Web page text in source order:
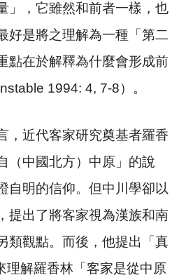
」，它雖然和前者一樣，也
好是將之理解為一種「第二
點在於解釋為什麼會形成前
1994: 4, 7-8）。
近代客家研究奠基者羅香
（中國北方）中原」的說
自明的信仰。但中川學卻以
提出了將客家視為漢族和南
類觀點。而後，他提出「真
理解羅香林「客家是從中原